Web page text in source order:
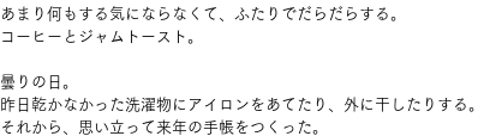
あまり何もする気にならなくて、ふたりでだらだらする。
コーヒーとジャムトースト。
曇りの日。
昨日乾かなかった洗濯物にアイロンをあてたり、外に干したりする。
それから、思い立って来年の手帳をつくった。